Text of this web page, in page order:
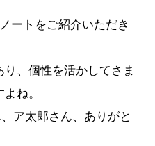
ートをご紹介いただき
、個性を活かしてさま
ね。
ア太郎さん、ありがと